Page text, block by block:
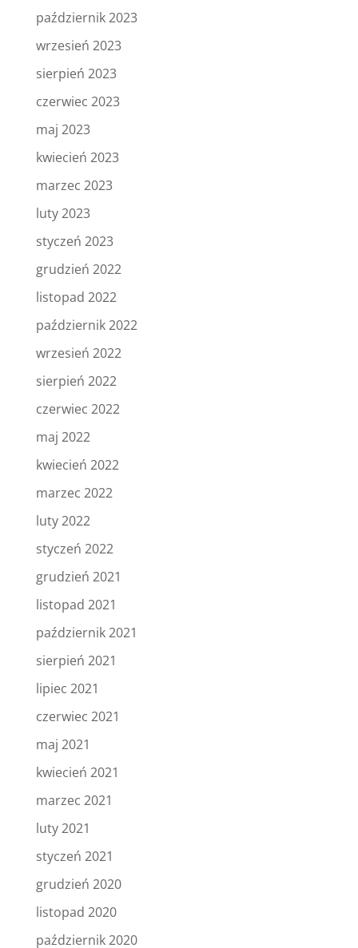
październik 2023
wrzesień 2023
sierpień 2023
czerwiec 2023
maj 2023
kwiecień 2023
marzec 2023
luty 2023
styczeń 2023
grudzień 2022
listopad 2022
październik 2022
wrzesień 2022
sierpień 2022
czerwiec 2022
maj 2022
kwiecień 2022
marzec 2022
luty 2022
styczeń 2022
grudzień 2021
listopad 2021
październik 2021
sierpień 2021
lipiec 2021
czerwiec 2021
maj 2021
kwiecień 2021
marzec 2021
luty 2021
styczeń 2021
grudzień 2020
listopad 2020
październik 2020